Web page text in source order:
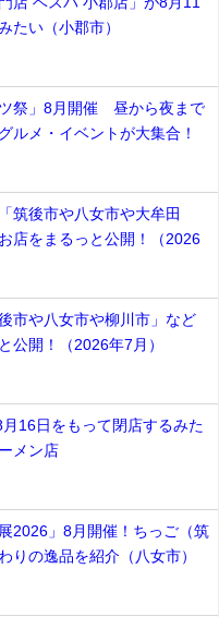
たい（小郡市）
祭」8月開催 昼から夜まで
ルメ・イベントが大集合！
筑後市や八女市や大牟田
店をまるっと公開！（2026
市や八女市や柳川市」など
公開！（2026年7月）
月16日をもって閉店するみた
メン店
2026」8月開催！ちっご（筑
りの逸品を紹介（八女市）